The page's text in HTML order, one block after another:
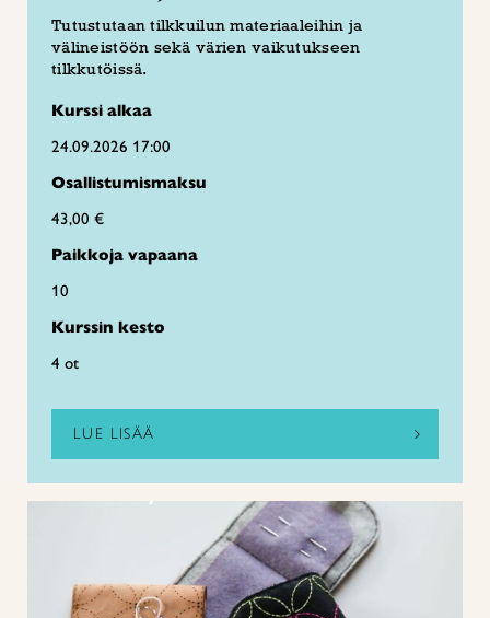
Tutustutaan tilkkuilun materiaaleihin ja
välineistöön sekä värien vaikutukseen
tilkkutöissä.
Kurssi alkaa
24.09.2026 17:00
Osallistumismaksu
43,00 €
Paikkoja vapaana
10
Kurssin kesto
4 ot
LUE LISÄÄ